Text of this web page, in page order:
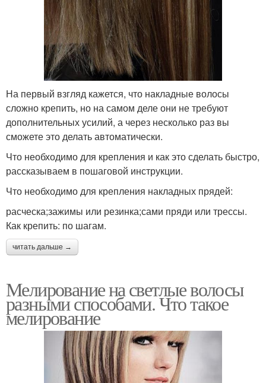
На первый взгляд кажется, что накладные волосы
сложно крепить, но на самом деле они не требуют
дополнительных усилий, а через несколько раз вы
сможете это делать автоматически.
Что необходимо для крепления и как это сделать быстро,
рассказываем в пошаговой инструкции.
Что необходимо для крепления накладных прядей:
расческа;зажимы или резинка;сами пряди или трессы.
Как крепить: по шагам.
читать дальше →
Мелирование на светлые волосы
разными способами. Что такое
мелирование